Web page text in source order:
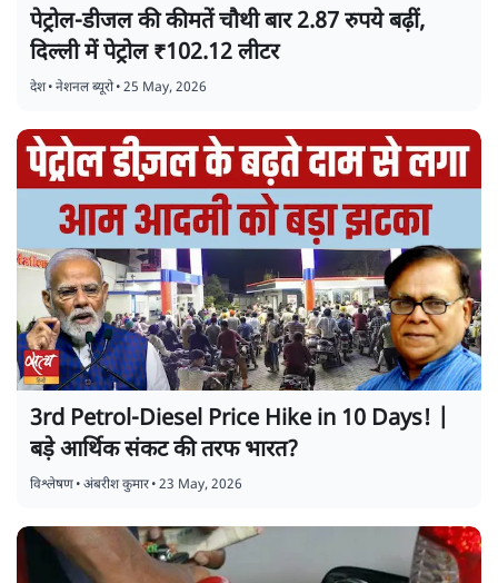
पेट्रोल-डीजल की कीमतें चौथी बार 2.87 रुपये बढ़ीं,
दिल्ली में पेट्रोल ₹102.12 लीटर
देश•नेशनल ब्यूरो•25 May, 2026
3rd Petrol-Diesel Price Hike in 10 Days! |
बड़े आर्थिक संकट की तरफ भारत?
विश्लेषण•अंबरीश कुमार•23 May, 2026